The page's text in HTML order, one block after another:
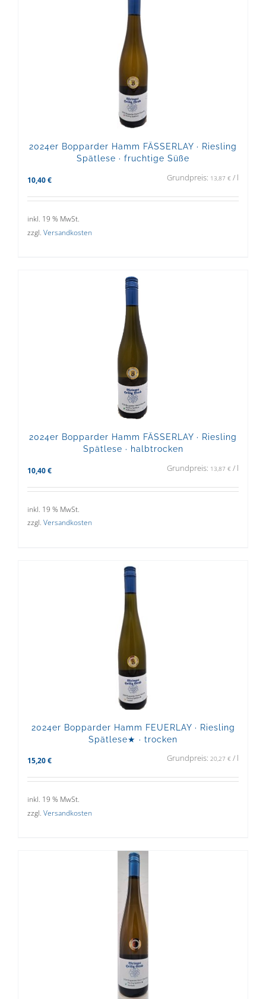
2024er Bopparder Hamm FÄSSERLAY · Riesling
Spätlese · fruchtige Süße
10,40 € Grundpreis: 13,87 € / l
inkl. 19 % MwSt.
zzgl. Versandkosten
2024er Bopparder Hamm FÄSSERLAY · Riesling
Spätlese · halbtrocken
10,40 € Grundpreis: 13,87 € / l
inkl. 19 % MwSt.
zzgl. Versandkosten
2024er Bopparder Hamm FEUERLAY · Riesling
Spätlese★ · trocken
15,20 € Grundpreis: 20,27 € / l
inkl. 19 % MwSt.
zzgl. Versandkosten